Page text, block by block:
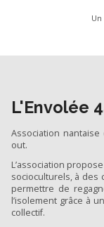
L'Envolée
Association
out.
L’association
socioculturels, à
permettre de
l’isolement grâce à
collectif.